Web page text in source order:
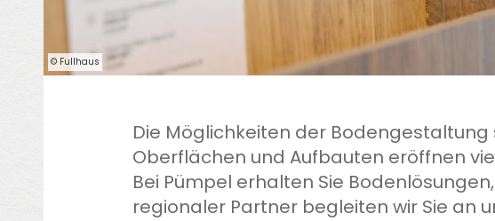
© Fullhaus
Die Möglichkeiten der
Oberflächen und Aufbauten eröffnen
Bei Pümpel erhalten Sie
regionaler Partner begleiten wir Sie an